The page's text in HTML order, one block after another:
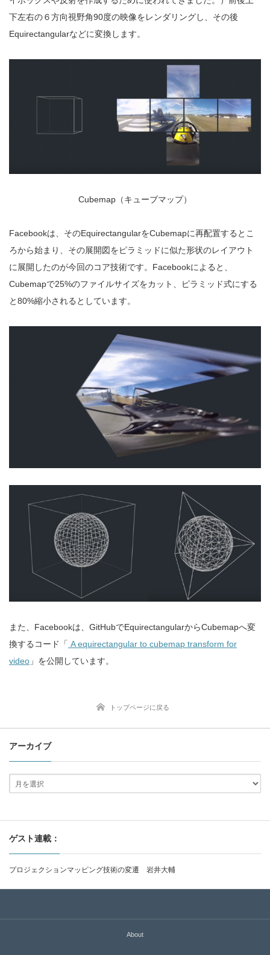
下左右の６方向視野角90度の映像をレンダリングし、その後
Equirectangularなどに変換します。
Cubemap（キューブマップ）
Facebookは、そのEquirectangularをCubemapに再配置するとこ
ろから始まり、その展開図をピラミッドに似た形状のレイアウト
に展開したのが今回のコア技術です。Facebookによると、
Cubemapで25%のファイルサイズをカット、ピラミッド式にする
と80%縮小されるとしています。
また、Facebookは、GitHubでEquirectangularからCubemapへ変
換するコード「 A equirectangular to cubemap transform for
video 」を公開しています。
トップページに戻る
アーカイブ
ゲスト連載：
プロジェクションマッピング技術の変遷 岩井大輔
About